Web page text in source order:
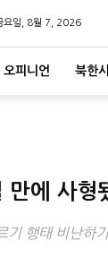
요일, 8월 7, 2026
오피니언 북한
만에 사형
기 행태 비난하